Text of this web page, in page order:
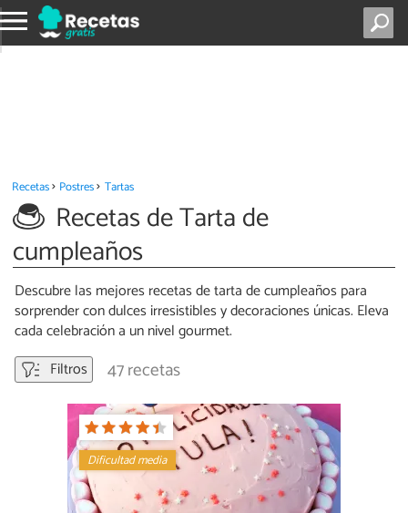
Recetas Postres Tartas
Recetas de Tarta de
cumpleaños
Descubre las mejores recetas de tarta de cumpleaños para
sorprender con dulces irresistibles y decoraciones únicas. Eleva
cada celebración a un nivel gourmet.
Filtros
47 recetas
Dificultad media